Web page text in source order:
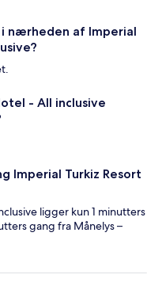
nærheden af Imperial
- All inclusive
Imperial Turkiz Resort
ligger kun 1 minutters
gang fra Månelys –